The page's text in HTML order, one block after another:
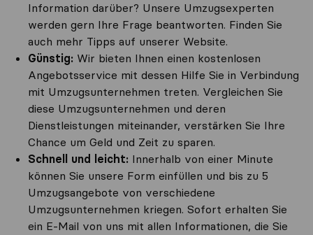
Information darüber? Unsere Umzugsexperten
werden gern Ihre Frage beantworten. Finden Sie
auch mehr Tipps auf unserer Website.
Günstig: Wir bieten Ihnen einen kostenlosen
Angebotsservice mit dessen Hilfe Sie in Verbindung
mit Umzugsunternehmen treten. Vergleichen Sie
diese Umzugsunternehmen und deren
Dienstleistungen miteinander, verstärken Sie Ihre
Chance um Geld und Zeit zu sparen.
Schnell und leicht: Innerhalb von einer Minute
können Sie unsere Form einfüllen und bis zu 5
Umzugsangebote von verschiedene
Umzugsunternehmen kriegen. Sofort erhalten Sie
ein E-Mail von uns mit allen Informationen, die Sie